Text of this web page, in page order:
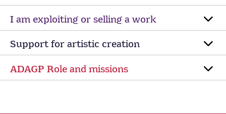
I am exploiting or selling a work
Support for artistic creation
ADAGP Role and missions